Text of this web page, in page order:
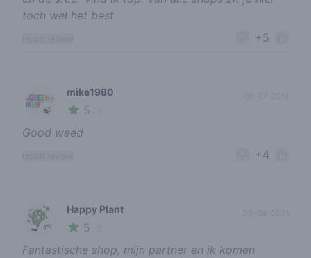
toch wel het best
+5
🍃
mike1980
5
Good weed
+4
🌱
Happy Plant
5
23-04-2021
Fantastische shop, mijn partner en ik komen